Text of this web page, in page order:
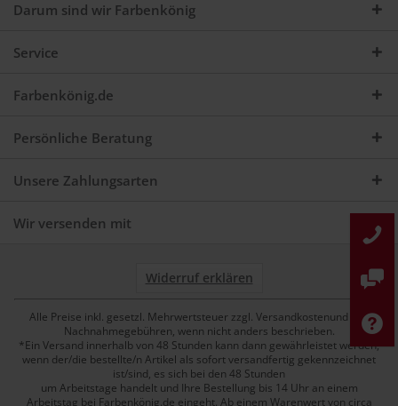
Darum sind wir Farbenkönig
Service
Farbenkönig.de
Persönliche Beratung
Unsere Zahlungsarten
Wir versenden mit
Widerruf erklären
Alle Preise inkl. gesetzl. Mehrwertsteuer zzgl. Versandkostenund ggf.
Nachnahmegebühren, wenn nicht anders beschrieben.
*Ein Versand innerhalb von 48 Stunden kann dann gewährleistet werden,
wenn der/die bestellte/n Artikel als sofort versandfertig gekennzeichnet
ist/sind, es sich bei den 48 Stunden
um Arbeitstage handelt und Ihre Bestellung bis 14 Uhr an einem
Arbeitstag bei Farbenkönig.de eingeht. Ab einem Warenwert von circa